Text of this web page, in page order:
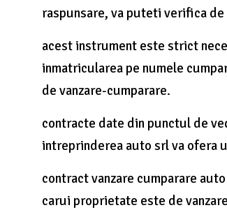
raspunsare, va puteti verifica
acest instrument este strict
inmatricularea pe numele
de vanzare-cumparare.
contracte date din punctul de
intreprinderea auto srl va ofera
contract vanzare cumparare
carui proprietate este de